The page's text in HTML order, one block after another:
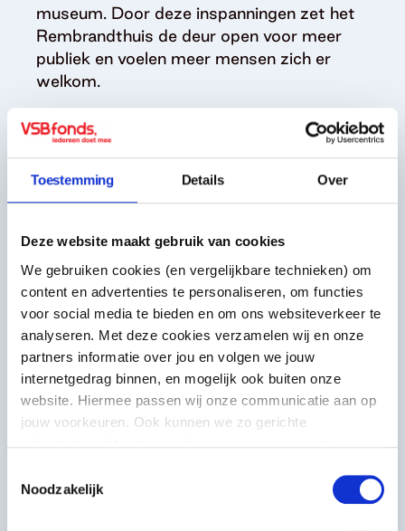
Toestemming Details Over
Deze website maakt gebruik van cookies
We gebruiken cookies (en vergelijkbare technieken) om
content en advertenties te personaliseren, om functies
voor social media te bieden en om ons websiteverkeer te
analyseren. Met deze cookies verzamelen wij en onze
partners informatie over jou en volgen we jouw
internetgedrag binnen, en mogelijk ook buiten onze
website. Hiermee passen wij onze communicatie aan op
jouw voorkeuren. Ook kunnen we zo gerichte
statement. Je kunt je toestemming ook altijd
wijzigen of
Noodzakelijk
museum. Door deze inspanningen zet het
Rembrandthuis de deur open voor meer
publiek en voelen meer mensen zich er
welkom.
Meer over dit initiatief
Ook een donatie aanvragen?
De grootste successen van het project is
dat het gelukt is om ons Museum, een
monument uit 1606, toch zoveel mogelijk
toegankelijk te maken voor mensen met
een visuele beperking en dat het algehele
laagdrempeliger is geworden. Het succes
is met name te danken aan het vanaf het